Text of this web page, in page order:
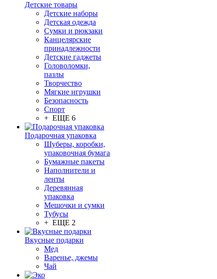
Детские товары
Детские наборы
Детская одежда
Сумки и рюкзаки
Канцелярские
принадлежности
Детские гаджеты
Головоломки,
пазлы
Творчество
Мягкие игрушки
Безопасность
Спорт
+ ЕЩЕ 6
Подарочная упаковка
Шуберы, коробки,
упаковочная бумага
Бумажные пакеты
Наполнители и
ленты
Деревянная
упаковка
Мешочки и сумки
Тубусы
+ ЕЩЕ 2
Вкусные подарки
Мед
Варенье, джемы
Чай